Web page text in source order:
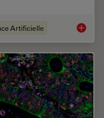
Artificielle